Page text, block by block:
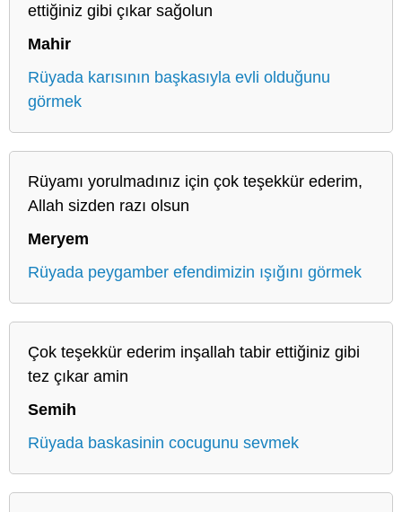
ettiğiniz gibi çıkar sağolun
Mahir
Rüyada karısının başkasıyla evli olduğunu
görmek
Rüyamı yorulmadınız için çok teşekkür ederim,
Allah sizden razı olsun
Meryem
Rüyada peygamber efendimizin ışığını görmek
Çok teşekkür ederim inşallah tabir ettiğiniz gibi
tez çıkar amin
Semih
Rüyada baskasinin cocugunu sevmek